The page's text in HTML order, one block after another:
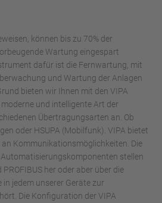
können bis zu 70% der
Wartung eingespart
dafür ist die Fernwartung, mit
und Wartung der Anlagen
bieten wir Ihnen mit den VIPA
und intelligente Art der
Übertragungsarten an. Ob
oder HSUPA (Mobilfunk). VIPA bietet
Kommunikationsmöglichkeiten. Die
stellen
her oder aber über die
jedem unserer Geräte zur
Die Konfiguration der VIPA